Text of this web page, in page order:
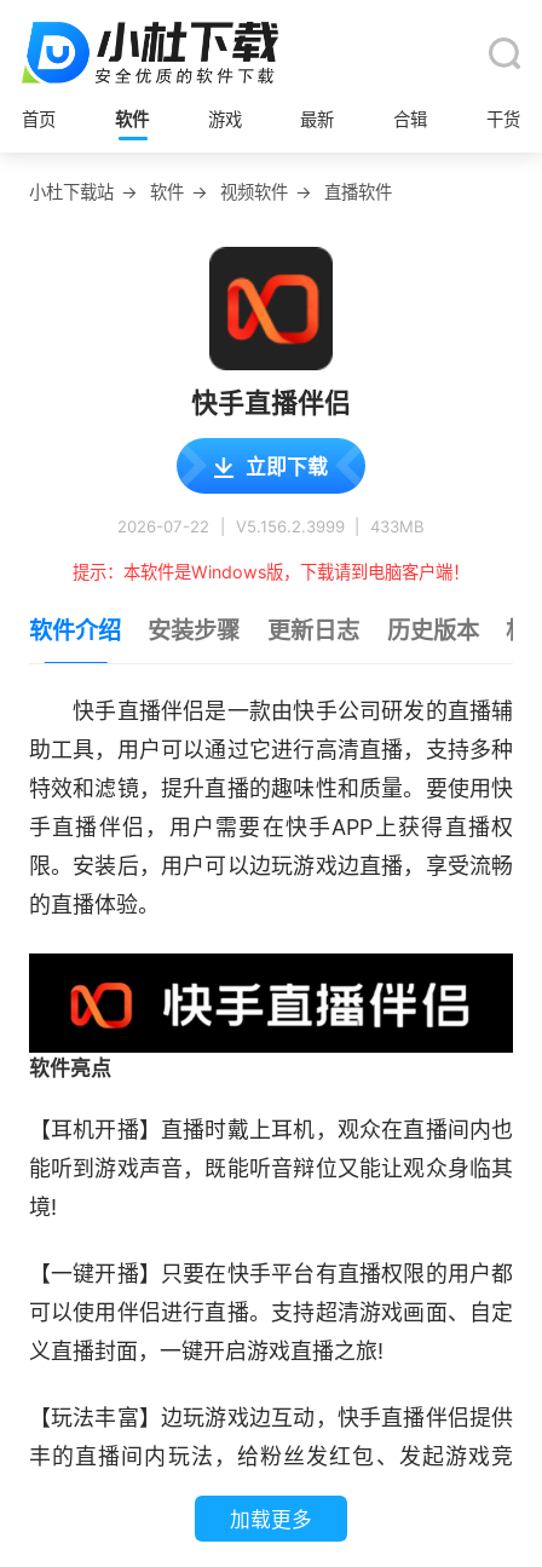
首页 软件 游戏 最新 合辑 干货
小杜下载站 → 软件 → 视频软件 → 直播软件
快手直播伴侣
立即下载
2026-07-22 V5.156.2.3999 433MB
提示：本软件是Windows版，下载请到电脑客户端！
软件介绍 安装步骤 更新日志 历史版本 相
快手直播伴侣是一款由快手公司研发的直播辅
助工具，用户可以通过它进行高清直播，支持多种
特效和滤镜，提升直播的趣味性和质量。要使用快
手直播伴侣，用户需要在快手APP上获得直播权
限。安装后，用户可以边玩游戏边直播，享受流畅
的直播体验。
软件亮点
【耳机开播】直播时戴上耳机，观众在直播间内也
能听到游戏声音，既能听音辩位又能让观众身临其
境!
【一键开播】只要在快手平台有直播权限的用户都
可以使用伴侣进行直播。支持超清游戏画面、自定
义直播封面，一键开启游戏直播之旅!
【玩法丰富】边玩游戏边互动，快手直播伴侣提供
丰的直播间内玩法，给粉丝发红包、发起游戏竞
猜，游戏直播high翻天!
加载更多